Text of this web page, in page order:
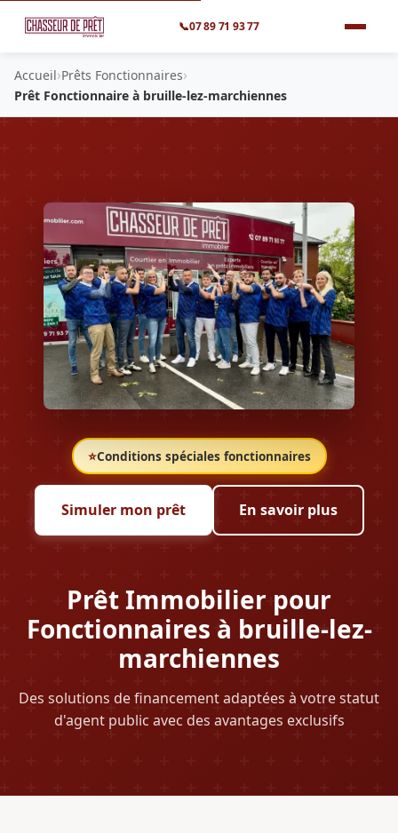
📞07 89 71 93 77
Accueil›Prêts Fonctionnaires›
Prêt Fonctionnaire à bruille-lez-marchiennes
⭐Conditions spéciales fonctionnaires
Prêt Immobilier pour
Fonctionnaires à bruille-lez-
marchiennes
Des solutions de financement adaptées à votre statut
d'agent public avec des avantages exclusifs
Simuler mon prêt En savoir plus